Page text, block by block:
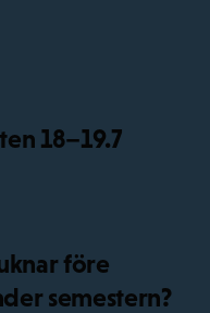
18–19.7
före
semestern?